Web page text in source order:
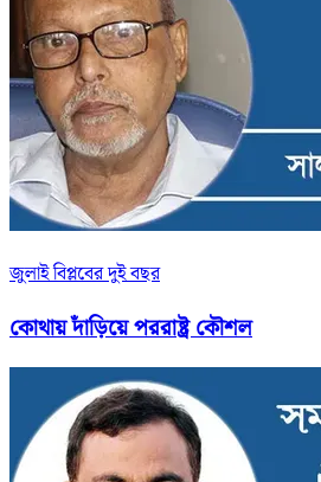
জুলাই বিপ্লবের দুই বছর
কোথায় দাঁড়িয়ে পররাষ্ট্র কৌশল